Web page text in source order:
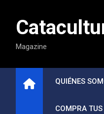
contenido
Magazine
QUIÉNES
COMPRA